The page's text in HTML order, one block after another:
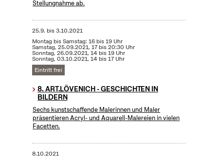
Stellungnahme ab.
25.9. bis3.10.2021
Montag bis Samstag: 16 bis 19 Uhr
Samstag, 25.09.2021, 17 bis 20:30 Uhr
Sonntag, 26.09.2021, 14 bis 19 Uhr
Sonntag, 03.10.2021, 14 bis 17 Uhr
Eintritt frei
8. ART.LÖVENICH - GESCHICHTEN IN
BILDERN
Sechs kunstschaffende Malerinnen und Maler
präsentieren Acryl- und Aquarell-Malereien in vielen
Facetten.
8.10.2021